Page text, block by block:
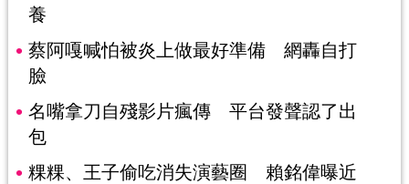
養
蔡阿嘎喊怕被炎上做最好準備 網轟自打
臉
名嘴拿刀自殘影片瘋傳 平台發聲認了出
包
粿粿、王子偷吃消失演藝圈 賴銘偉曝近